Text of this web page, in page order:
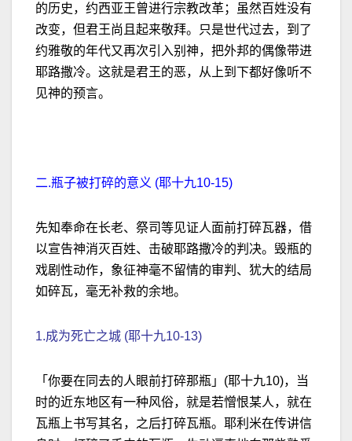
的历史，约西亚王曾进行宗教改革；虽然百姓没有
改变，但君王尚且起来敬拜。只是世代过去，到了
约雅敬的年代又再次引入别神，把外邦的偶像带进
耶路撒冷。这就是君王的恶，从上到下都好像听不
见神的预言。
二.瓶子被打碎的意义 (耶十九10-15)
先知奉命在长老、祭司等见证人面前打碎瓦器，借
以宣告神消灭百姓、击破耶路撒冷的判决。毁瓶的
戏剧性动作，象征神毫不留情的审判、犹大的结局
如碎瓦，毫无补救的余地。
1.成为死亡之城 (耶十九10-13)
「你要在同去的人眼前打碎那瓶」(耶十九10)，当
时的近东地区有一种风俗，就是若憎恨某人，就在
瓦瓶上书写其名，之后打碎瓦瓶。耶利米在传讲信